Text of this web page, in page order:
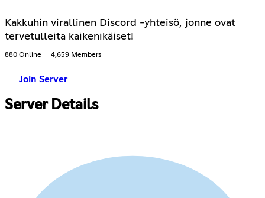
Kakkuhin virallinen Discord -yhteisö, jonne ovat
tervetulleita kaikenikäiset!
880 Online 4,659 Members
Join Server
Server Details